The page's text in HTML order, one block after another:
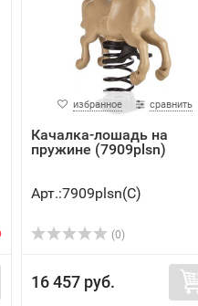
избранное сравнить
Качалка-лошадь на
пружине (7909plsn)
Арт.:7909plsn(C)
(0)
16 457 руб.